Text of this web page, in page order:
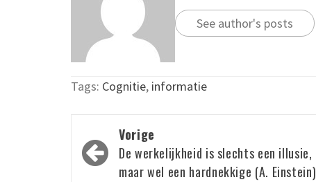
See author's posts
Tags: Cognitie, informatie
Bericht
navigatie
Vorige
De werkelijkheid is slechts een illusie,
maar wel een hardnekkige (A. Einstein)